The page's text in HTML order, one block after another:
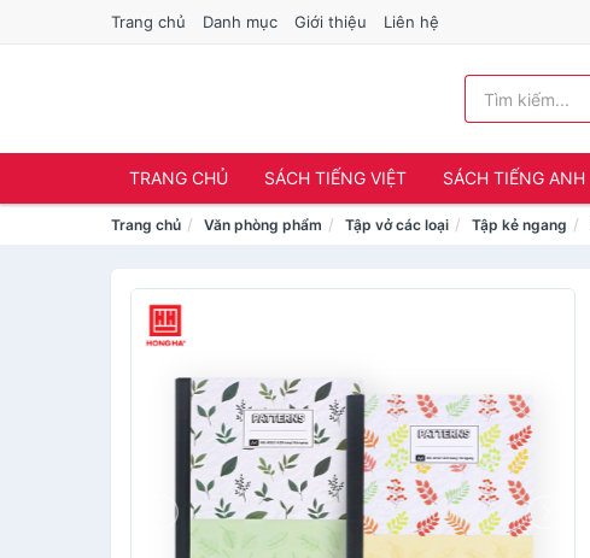
Trang chủ Danh mục Giới thiệu Liên hệ
TRANG CHỦ SÁCH TIẾNG VIỆT SÁCH TIẾNG ANH
Trang chủ Văn phòng phẩm Tập vở các loại Tập kẻ ngang